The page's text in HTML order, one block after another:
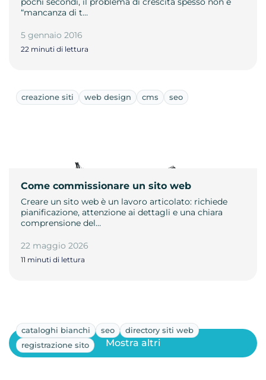
“mancanza di t…
5 gennaio 2016
22 minuti di lettura
creazione siti web design cms seo
Come commissionare un sito web
Creare un sito web è un lavoro articolato: richiede
pianificazione, attenzione ai dettagli e una chiara
comprensione del…
22 maggio 2026
11 minuti di lettura
cataloghi bianchi seo
directory siti web
registrazione sito
Mostra altri